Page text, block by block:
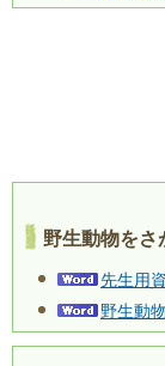
野生動物をさ
先生用
野生動